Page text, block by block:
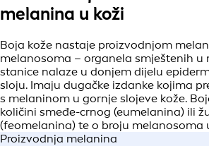
melanina u koži
Boja kože nastaje proizvodnjom
melanosoma – organela smještenih u
stanice nalaze u donjem dijelu
sloju. Imaju dugačke izdanke kojima
s melaninom u gornje slojeve kože.
količini smeđe-crnog (eumelanina) ili
(feomelanina) te o broju melanosoma
Proizvodnja melanina